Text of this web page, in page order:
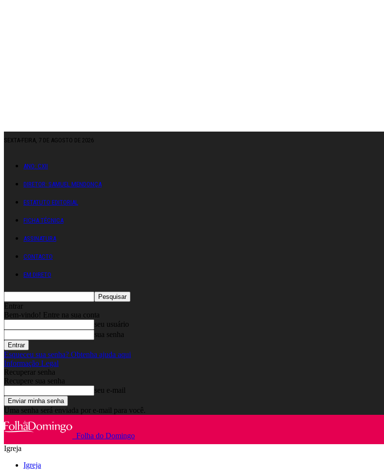
SEXTA-FEIRA, 7 DE AGOSTO DE 2026
ANO: CXII
DIRETOR: SAMUEL MENDONÇA
ESTATUTO EDITORIAL
FICHA TÉCNICA
ASSINATURA
CONTACTO
EM DIRETO
Entrar
Bem-vindo! Entre na sua conta
seu usuário
sua senha
Esqueceu sua senha? Obtenha ajuda aqui
Informação Legal
Recuperar senha
Recupere sua senha
seu e-mail
Uma senha será enviada por e-mail para você.
Folha do Domingo
Igreja
Igreja